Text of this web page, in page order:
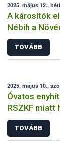
2025. május 12.,
A károsítók
Nébih a
alkalmából
TOVÁBB
2025. május 10.,
Óvatos
RSZKF
TOVÁBB